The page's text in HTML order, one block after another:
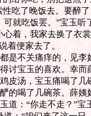
吃了晚饭去。要醉
就吃饭罢。”宝玉听
着，我家去换了衣
着便家去了。
不关痛痒的，见李
讨宝玉的喜欢。幸
皮汤，宝玉痛喝了
的喝了几碗茶。薛
道：“你走不走？”宝